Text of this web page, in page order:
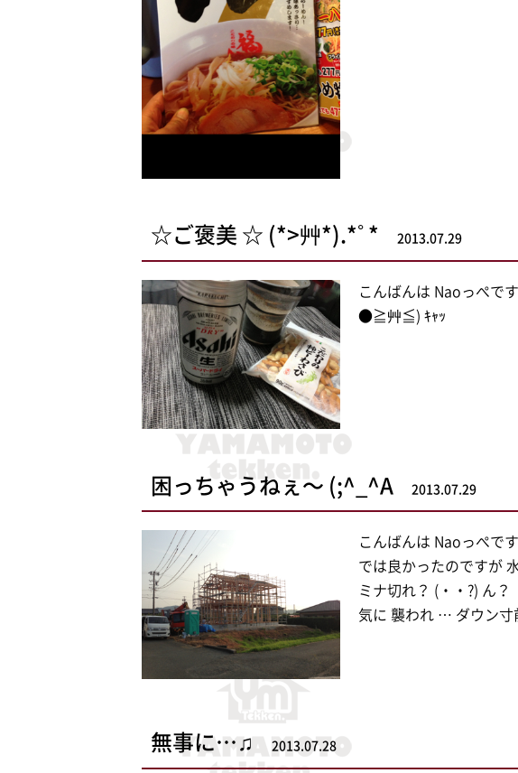
☆ご褒美 ☆ (*>艸*).*ﾟ* 2013.07.29
こんばんは Naoっぺで
●≧艸≦) ｷｬｯ
困っちゃうねぇ〜 (;^_^A 2013.07.29
こんばんは Naoっぺで
では良かったのですが
ミナ切れ？ (・・?) ん
気に 襲われ … ダウン寸
無事に…♫ 2013.07.28